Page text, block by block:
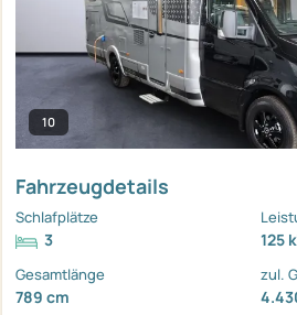
10
Fahrzeugdetails
Schlafplätze
3 125
Gesamtlänge
789 cm
zul.